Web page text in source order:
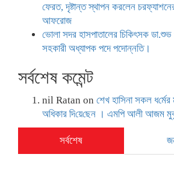
ফেরত, দৃষ্টান্ত স্থাপন করলেন
আফরোজ
ভোলা সদর হাসপাতালের চিকিৎসক ডা.শুভ
সহকারী অধ্যাপক পদে পদোন্নতি।
সর্বশেষ কমেন্ট
nil Ratan on শেখ হা‌সিনা সকল
অ‌ধিকার দি‌য়ে‌ছেন । এম‌পি আলী আজম
সর্বশেষ